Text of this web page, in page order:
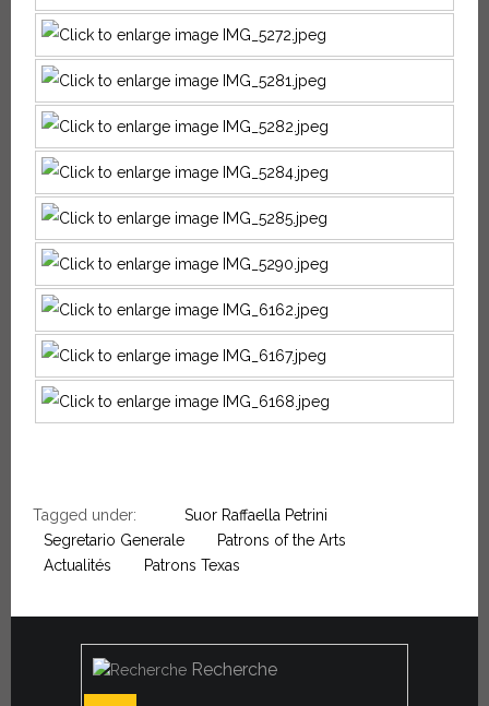
Tagged under:
Suor Raffaella Petrini
Segretario Generale
Patrons of the Arts
Actualités
Patrons Texas
Recherche